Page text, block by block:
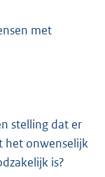
met
stelling dat er
het onwenselijk
is?